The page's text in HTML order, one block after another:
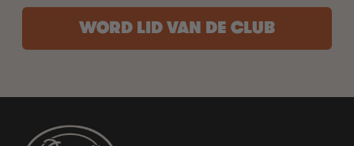
WORD LID VAN DE CLUB